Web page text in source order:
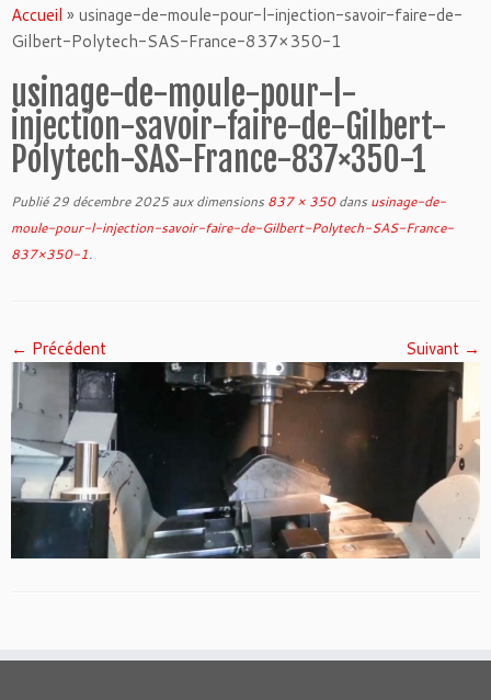
au
contenu
Accueil » usinage-de-moule-pour-l-injection-savoir-faire-de-
Gilbert-Polytech-SAS-France-837×350-1
usinage-de-moule-pour-l-
injection-savoir-faire-de-Gilbert-
Polytech-SAS-France-837×350-1
Publié 29 décembre 2025aux dimensions 837 × 350dans usinage-de-
moule-pour-l-injection-savoir-faire-de-Gilbert-Polytech-SAS-France-
837×350-1.
← Précédent Suivant →